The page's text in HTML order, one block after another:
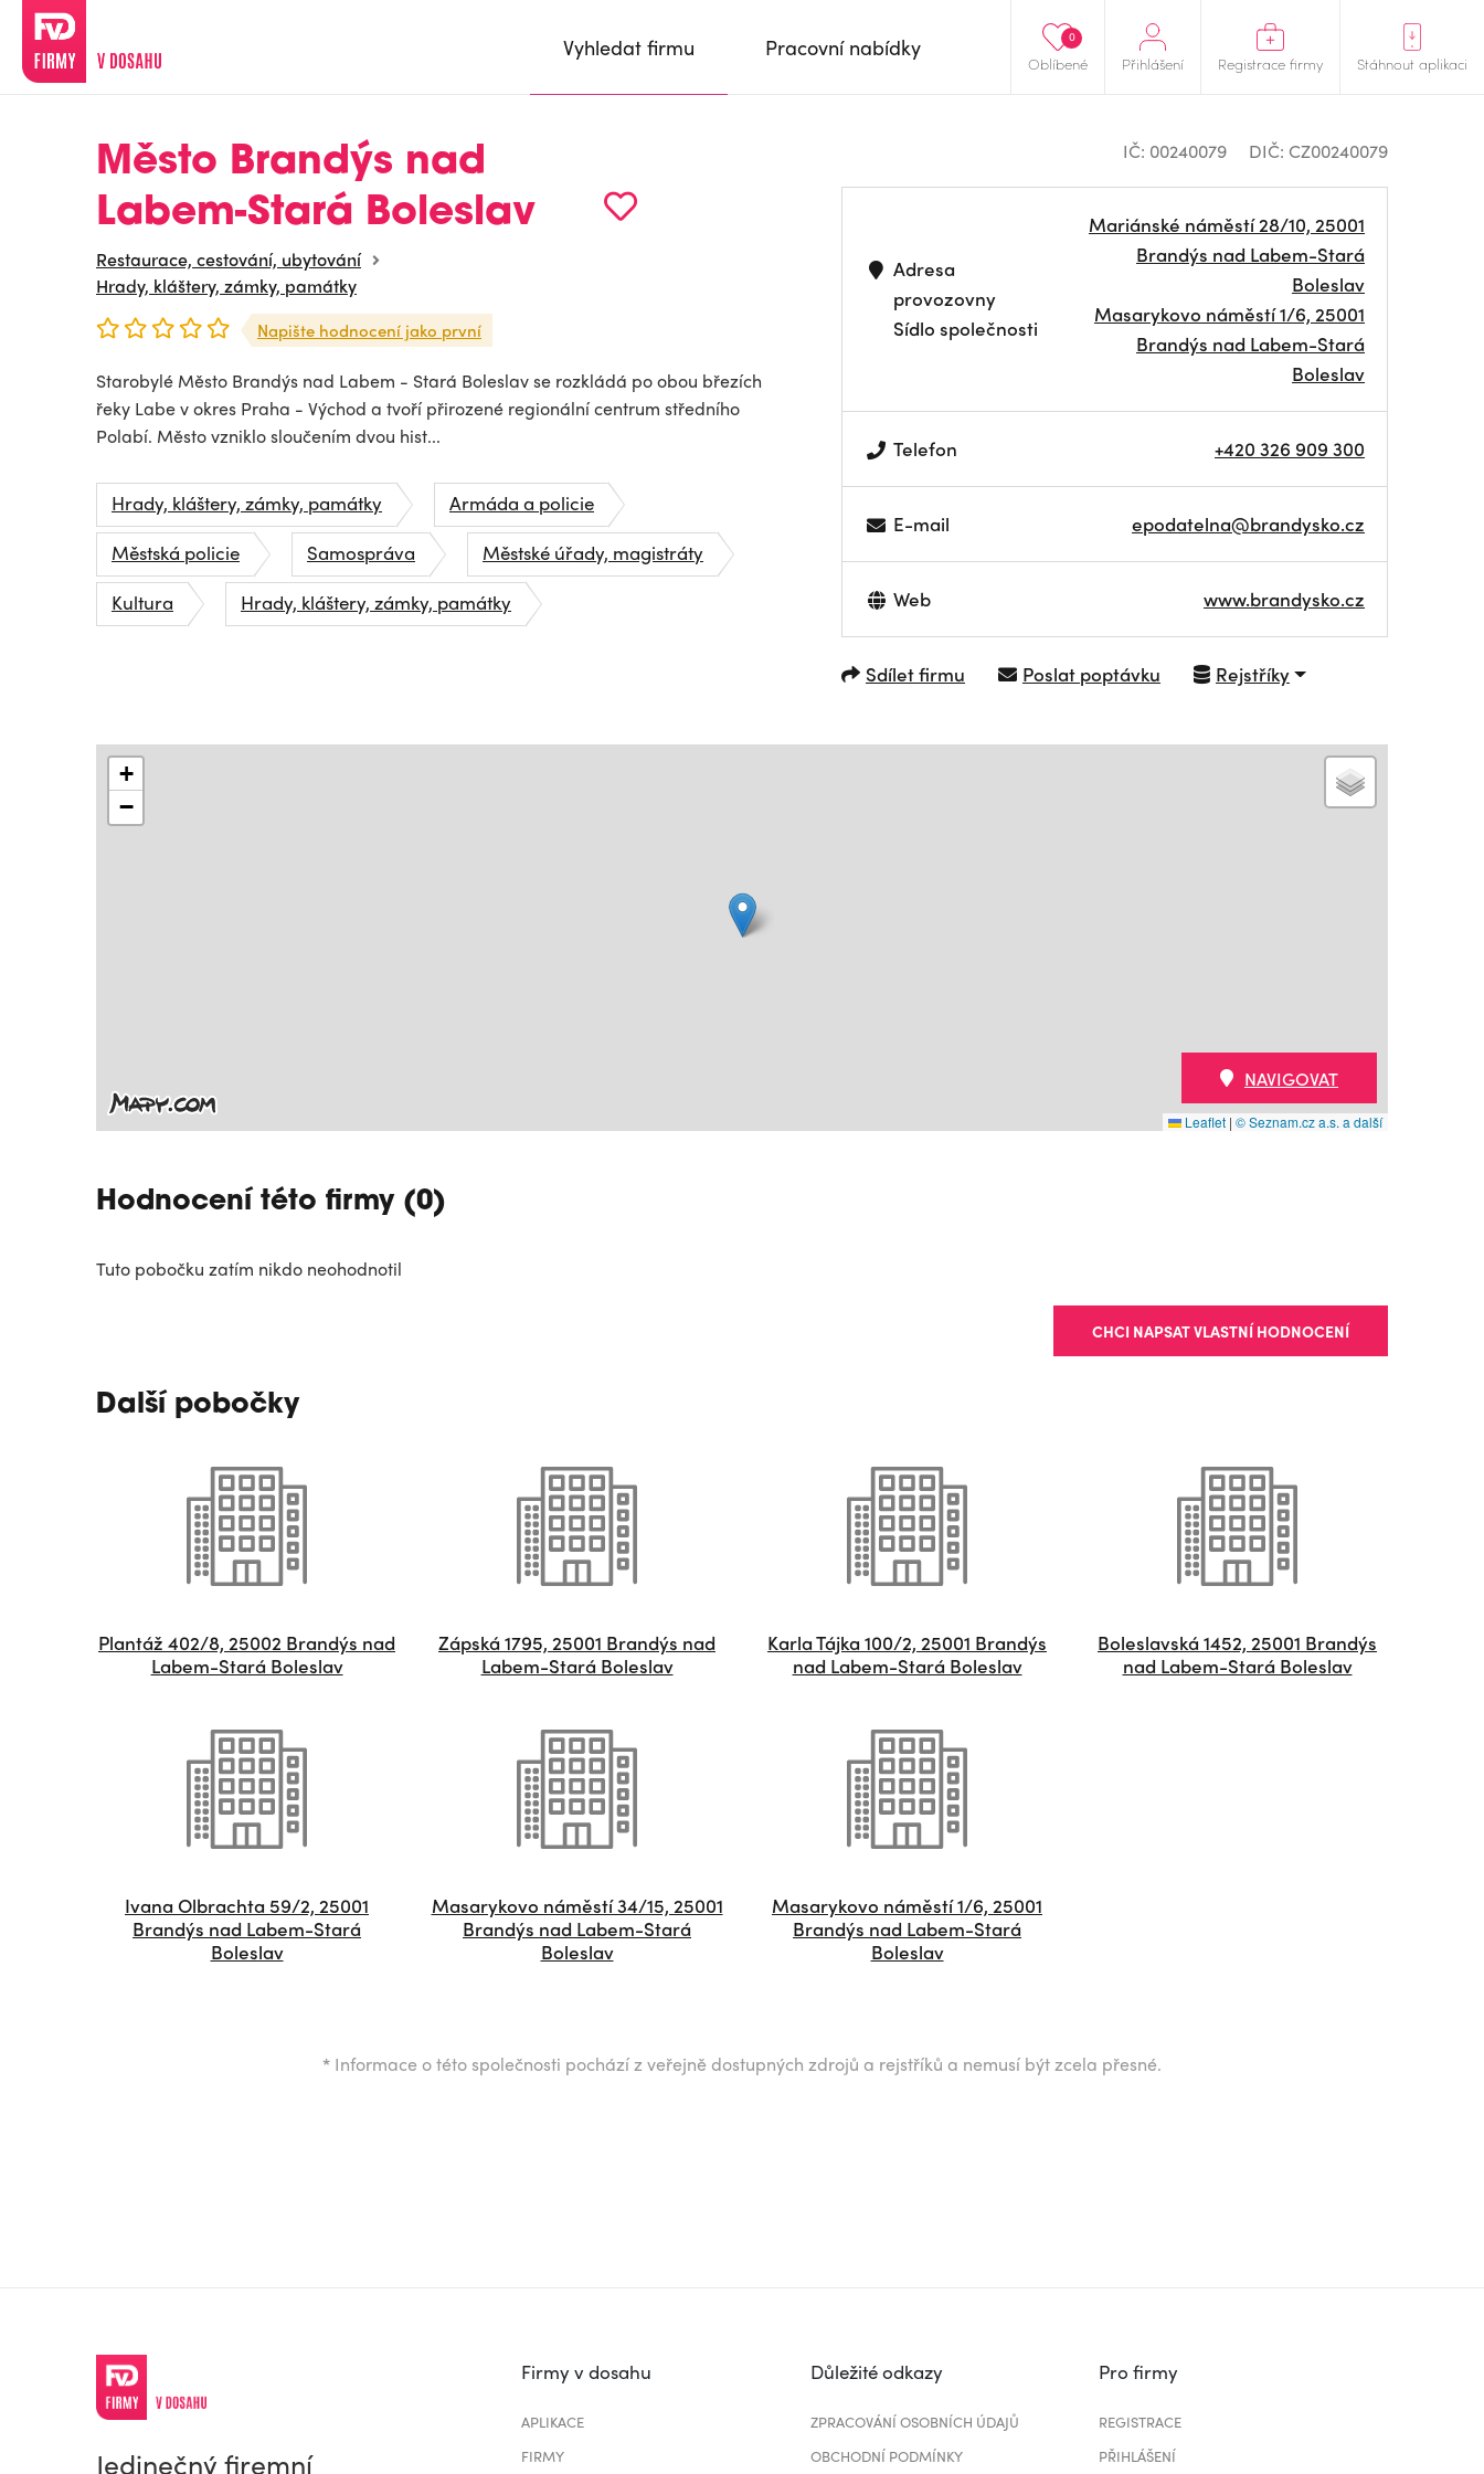
Oblíbené
0
Přihlášení Registrace firmy Stáhnout aplikaci
Vyhledat firmu Pracovní nabídky
Město Brandýs nad
Labem-Stará Boleslav
Restaurace, cestování, ubytování
Hrady, kláštery, zámky, památky
Napište hodnocení jako první
Starobylé Město Brandýs nad Labem - Stará Boleslav se rozkládá po obou březích
řeky Labe v okres Praha - Východ a tvoří přirozené regionální centrum středního
Polabí. Město vzniklo sloučením dvou hist...
Hrady, kláštery, zámky, památky
Armáda a policie
Městská policie
Samospráva
Městské úřady, magistráty
Kultura
Hrady, kláštery, zámky, památky
IČ: 00240079 DIČ: CZ00240079
Adresa
provozovny
Sídlo společnosti
Mariánské náměstí 28/10, 25001
Brandýs nad Labem-Stará
Boleslav
Masarykovo náměstí 1/6, 25001
Brandýs nad Labem-Stará
Boleslav
Telefon +420 326 909 300
E-mail epodatelna@brandysko.cz
Web www.brandysko.cz
Sdílet firmu Poslat poptávku Rejstříky
+
−
Leaflet | © Seznam.cz a.s. a další
NAVIGOVAT
Hodnocení této firmy (0)
Tuto pobočku zatím nikdo neohodnotil
CHCI NAPSAT VLASTNÍ HODNOCENÍ
Další pobočky
Plantáž 402/8, 25002 Brandýs nad
Labem-Stará Boleslav
Zápská 1795, 25001 Brandýs nad
Labem-Stará Boleslav
Karla Tájka 100/2, 25001 Brandýs
nad Labem-Stará Boleslav
Boleslavská 1452, 25001 Brandýs
nad Labem-Stará Boleslav
Ivana Olbrachta 59/2, 25001
Brandýs nad Labem-Stará
Boleslav
Masarykovo náměstí 34/15, 25001
Brandýs nad Labem-Stará
Boleslav
Masarykovo náměstí 1/6, 25001
Brandýs nad Labem-Stará
Boleslav
* Informace o této společnosti pochází z veřejně dostupných zdrojů a rejstříků a nemusí být zcela přesné.
Jedinečný firemní
Firmy v dosahu
APLIKACE
FIRMY
Důležité odkazy
ZPRACOVÁNÍ OSOBNÍCH ÚDAJŮ
OBCHODNÍ PODMÍNKY
Pro firmy
REGISTRACE
PŘIHLÁŠENÍ